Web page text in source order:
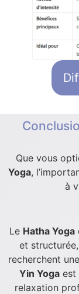
Que vous
Yoga,
à
Le Hatha Yoga
et
recherchent
Yin Yoga est
relaxation